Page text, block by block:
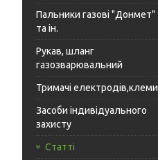
Пальники газові "Донмет"
та ін.
Рукав, шланг
газозварювальний
Тримачі електродів,клеми
Засоби індивідуального
захисту
Статті